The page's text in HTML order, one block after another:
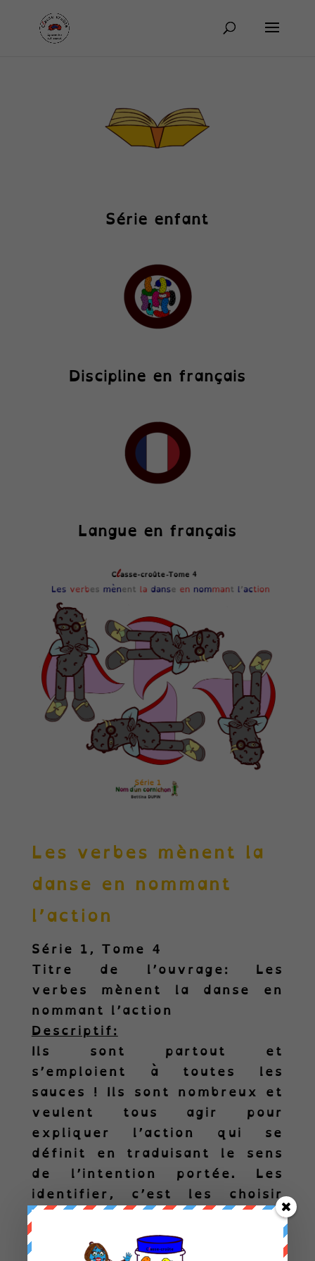
Série enfant
Discipline en français
Langue en français
Les verbes mènent la
danse en nommant
l’action
Série 1, Tome 4
Titre de l’ouvrage: Les
verbes mènent la danse en
nommant l’action
Descriptif:
Ils sont partout et
s’emploient à toutes les
sauces ! Ils sont nombreux et
veulent tous agir pour
expliquer l’action qui se
définit en traduisant le sens
de l’intention portée. Les
identifier, c’est les choisir
pour les appréhender et
connaître leur utilisation. Il
faut le dire, le verbe